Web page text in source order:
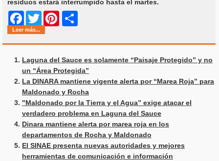
residuos estará interrumpido hasta el martes.
Facebook
Twitter Pinterest
Leer más...
Laguna del Sauce es solamente “Paisaje Protegido” y no
un “Área Protegida”
La DINARA mantiene vigente alerta por “Marea Roja” para
Maldonado y Rocha
"Maldonado por la Tierra y el Agua” exige atacar el
verdadero problema en Laguna del Sauce
Dinara mantiene alerta por marea roja en los
departamentos de Rocha y Maldonado
El SINAE presenta nuevas autoridades y mejores
herramientas de comunicación e información